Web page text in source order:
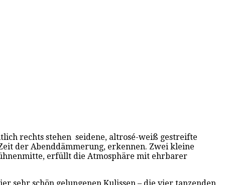
rechts stehen seidene, altrosé-weiß gestreifte
der Abenddämmerung, erkennen. Zwei kleine
erfüllt die Atmosphäre mit ehrbarer